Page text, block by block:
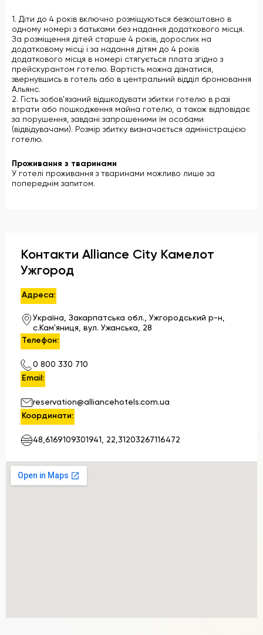
1. Діти до 4 років включно розміщуються безкоштовно в
одному номері з батьками без надання додаткового місця.
За розміщення дітей старше 4 років, дорослих на
додатковому місці і за надання дітям до 4 років
додаткового місця в номері стягується плата згідно з
прейскурантом готелю. Вартість можна дізнатися,
звернувшись в готель або в центральний відділ бронювання
Альянс.
2. Гість зобов'язаний відшкодувати збитки готелю в разі
втрати або пошкодження майна готелю, а також відповідає
за порушення, завдані запрошеними їм особами
(відвідувачами). Розмір збитку визначається адміністрацією
готелю.
Проживання з тваринами
У готелі проживання з тваринами можливо лише за
попереднім запитом.
Контакти Alliance City Камелот
Ужгород
Адреса:
Україна, Закарпатська обл., Ужгородський р-н,
с.Кам'яниця, вул. Ужанська, 28
Телефон:
0 800 330 710
Email:
reservation@alliancehotels.com.ua
Координати:
48,6169109301941, 22,31203267116472